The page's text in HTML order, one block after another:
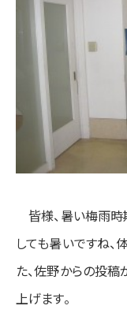
皆様、暑い梅雨時
しても暑いですね、
た、佐野からの投稿
上げます。